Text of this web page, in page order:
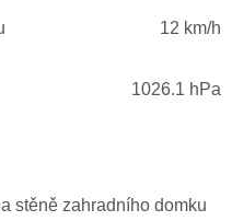
12 km/h
1026.1 hPa
stěně zahradního domku